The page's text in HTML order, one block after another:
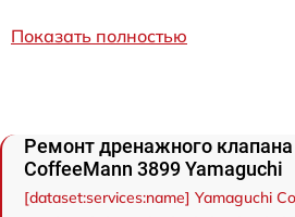
Показать полностью
Ремонт дренажного
CoffeeMann 3899 Yamaguchi
[dataset:services:name] Yamaguchi